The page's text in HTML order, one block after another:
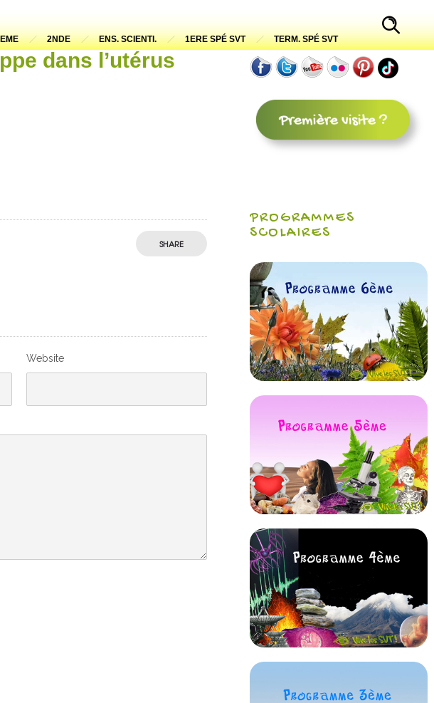
2NDE ENS. SCIENTI. 1ERE SPÉ SVT TERM. SPÉ SVT
dans l’utérus
SHARE
Website
PROGRAMMES
SCOLAIRES